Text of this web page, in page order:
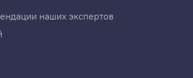
наших экспертов